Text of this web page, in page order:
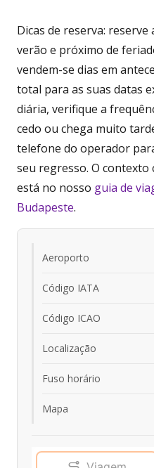
Dicas de reserva:
verão e próximo de
vendem-se dias em
total para as suas datas
diária, verifique a
cedo ou chega muito
telefone do operador
seu regresso. O
está no nosso guia de
Budapeste.
Aeroporto
Código IATA
Código ICAO
Localização
Fuso horário
Mapa